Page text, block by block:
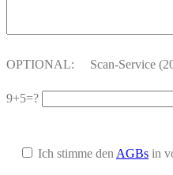
OPTIONAL: Scan-Service
9+5=?
Ich stimme den AGBs in